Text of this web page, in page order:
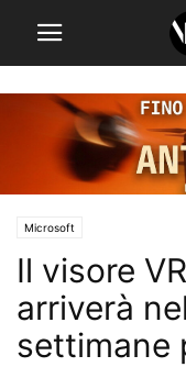
Microsoft
Il visore
arriverà
settimane